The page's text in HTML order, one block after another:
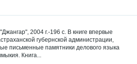
2004 г.-196 с. В книге впервые
губернской администрации,
письменные памятники делового языка
Книга...